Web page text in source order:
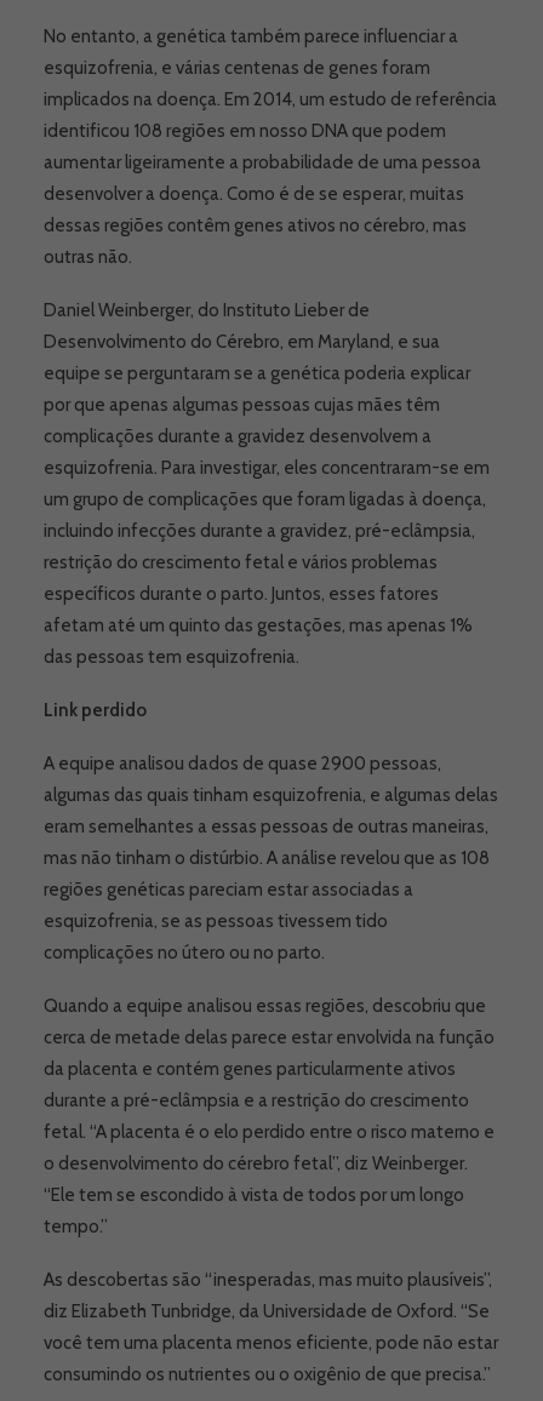
No entanto, a genética também parece influenciar a
esquizofrenia, e várias centenas de genes foram
implicados na doença. Em 2014, um estudo de referência
identificou 108 regiões em nosso DNA que podem
aumentar ligeiramente a probabilidade de uma pessoa
desenvolver a doença. Como é de se esperar, muitas
dessas regiões contêm genes ativos no cérebro, mas
outras não.
Daniel Weinberger, do Instituto Lieber de
Desenvolvimento do Cérebro, em Maryland, e sua
equipe se perguntaram se a genética poderia explicar
por que apenas algumas pessoas cujas mães têm
complicações durante a gravidez desenvolvem a
esquizofrenia. Para investigar, eles concentraram-se em
um grupo de complicações que foram ligadas à doença,
incluindo infecções durante a gravidez, pré-eclâmpsia,
restrição do crescimento fetal e vários problemas
específicos durante o parto. Juntos, esses fatores
afetam até um quinto das gestações, mas apenas 1%
das pessoas tem esquizofrenia.
Link perdido
A equipe analisou dados de quase 2900 pessoas,
algumas das quais tinham esquizofrenia, e algumas delas
eram semelhantes a essas pessoas de outras maneiras,
mas não tinham o distúrbio. A análise revelou que as 108
regiões genéticas pareciam estar associadas a
esquizofrenia, se as pessoas tivessem tido
complicações no útero ou no parto.
Quando a equipe analisou essas regiões, descobriu que
cerca de metade delas parece estar envolvida na função
da placenta e contém genes particularmente ativos
durante a pré-eclâmpsia e a restrição do crescimento
fetal. “A placenta é o elo perdido entre o risco materno e
o desenvolvimento do cérebro fetal”, diz Weinberger.
“Ele tem se escondido à vista de todos por um longo
tempo.”
As descobertas são “inesperadas, mas muito plausíveis”,
diz Elizabeth Tunbridge, da Universidade de Oxford. “Se
você tem uma placenta menos eficiente, pode não estar
consumindo os nutrientes ou o oxigênio de que precisa.”